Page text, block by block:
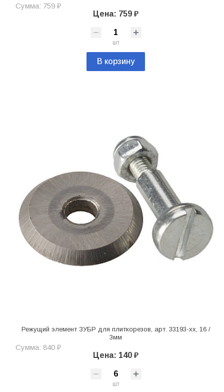
Сумма: 759 ₽
Цена: 759 ₽
шт
В корзину
Режущий элемент ЗУБР для плиткорезов, арт. 33193-хх, 16 /
3мм
Сумма: 840 ₽
Цена: 140 ₽
шт